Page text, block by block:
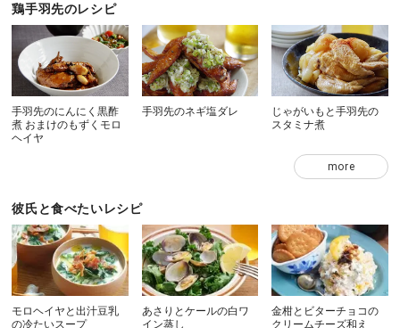
鶏手羽先のレシピ
手羽先のにんにく黒酢
煮 おまけのもずくモロ
ヘイヤ
手羽先のネギ塩ダレ
じゃがいもと手羽先の
スタミナ煮
more
彼氏と食べたいレシピ
モロヘイヤと出汁豆乳
の冷たいスープ
あさりとケールの白ワ
イン蒸し
金柑とビターチョコの
クリームチーズ和え